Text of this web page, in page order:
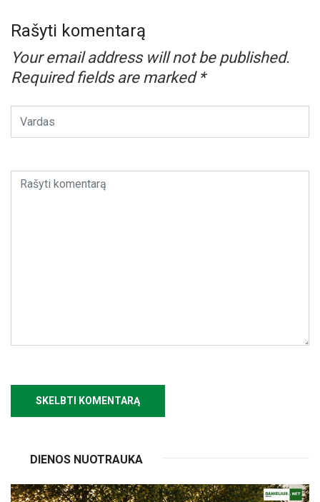
Rašyti komentarą
Your email address will not be published.
Required fields are marked *
DIENOS NUOTRAUKA